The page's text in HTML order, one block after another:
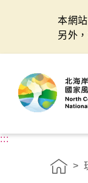
本網
另外
:::